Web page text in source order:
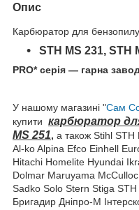
Опис
Карбюратор для
STH MS 231, STH
PRO* серія — гарна
У нашому магазині "Сам
купити карбюратор
MS 251, а також Stihl
Al-ko Alpina Efco Einhell
Hitachi Homelite Hyundai
Dolmar Maruyama
Sadko Solo Stern Stiga
Бригадир Дніпро-М